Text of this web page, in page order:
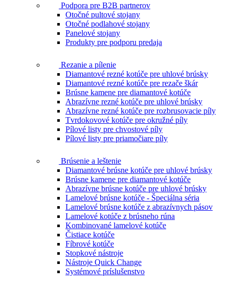
Podpora pre B2B partnerov
Otočné pultové stojany
Otočné podlahové stojany
Panelové stojany
Produkty pre podporu predaja
Rezanie a pílenie
Diamantové rezné kotúče pre uhlové brúsky
Diamantové rezné kotúče pre rezače škár
Brúsne kamene pre diamantové kotúče
Abrazívne rezné kotúče pre uhlové brúsky
Abrazívne rezné kotúče pre rozbrusovacie píly
Tvrdokovové kotúče pre okružné píly
Pílové listy pre chvostové píly
Pílové listy pre priamočiare píly
Brúsenie a leštenie
Diamantové brúsne kotúče pre uhlové brúsky
Brúsne kamene pre diamantové kotúče
Abrazívne brúsne kotúče pre uhlové brúsky
Lamelové brúsne kotúče - Špeciálna séria
Lamelové brúsne kotúče z abrazívnych pásov
Lamelové kotúče z brúsneho rúna
Kombinované lamelové kotúče
Čistiace kotúče
Fíbrové kotúče
Stopkové nástroje
Nástroje Quick Change
Systémové príslušenstvo